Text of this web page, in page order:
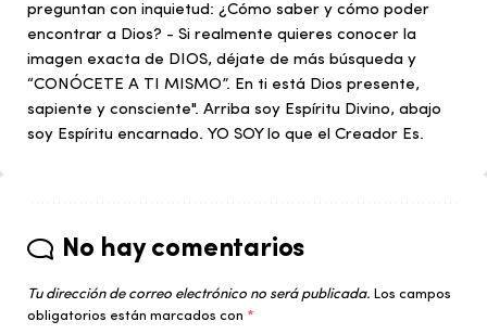
preguntan con inquietud: ¿Cómo saber y cómo poder
encontrar a Dios? - Si realmente quieres conocer la
imagen exacta de DIOS, déjate de más búsqueda y
“CONÓCETE A TI MISMO”. En ti está Dios presente,
sapiente y consciente". Arriba soy Espíritu Divino, abajo
soy Espíritu encarnado. YO SOY lo que el Creador Es.
No hay comentarios
Tu dirección de correo electrónico no será publicada. Los campos
obligatorios están marcados con *